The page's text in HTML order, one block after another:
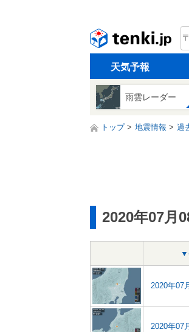
天気予報
雨雲レーダー
トップ 地震情報 過
2020年07月
▼
2020年07
2020年07